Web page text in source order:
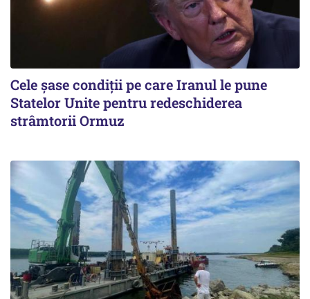
Cele șase condiții pe care Iranul le pune
Statelor Unite pentru redeschiderea
strâmtorii Ormuz